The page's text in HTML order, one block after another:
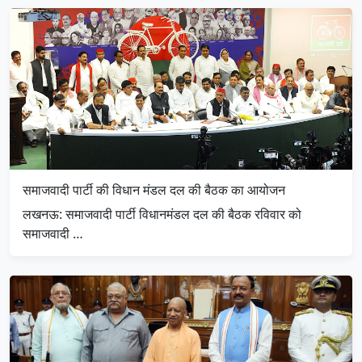
समाजवादी पार्टी की विधान मंडल दल की बैठक का आयोजन
लखनऊ: समाजवादी पार्टी विधानमंडल दल की बैठक रविवार को
समाजवादी …